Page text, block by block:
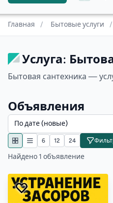
Главная / Бытовые услуги /
Услуга:
Бытовая сантехника —
Объявления
По дате (новые)
6 12 24
Найдено 1 объявление